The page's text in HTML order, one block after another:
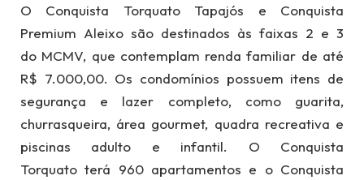
O Conquista Torquato Tapajós e Conquista
Premium Aleixo são destinados às faixas 2 e 3
do MCMV, que contemplam renda familiar de até
R$ 7.000,00. Os condomínios possuem itens de
segurança e lazer completo, como guarita,
churrasqueira, área gourmet, quadra recreativa e
piscinas adulto e infantil. O Conquista
Torquato terá 960 apartamentos e o Conquista